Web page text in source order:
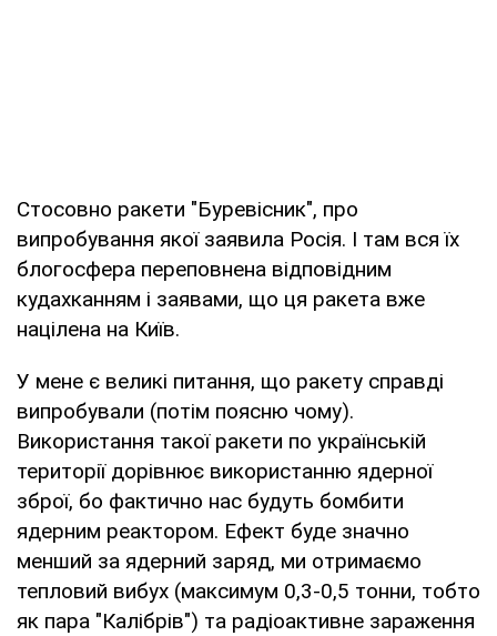
Стосовно ракети "Буревісник", про
випробування якої заявила Росія. І там вся їх
блогосфера переповнена відповідним
кудахканням і заявами, що ця ракета вже
націлена на Київ.
У мене є великі питання, що ракету справді
випробували (потім поясню чому).
Використання такої ракети по українській
території дорівнює використанню ядерної
зброї, бо фактично нас будуть бомбити
ядерним реактором. Ефект буде значно
менший за ядерний заряд, ми отримаємо
тепловий вибух (максимум 0,3-0,5 тонни, тобто
як пара "Калібрів") та радіоактивне зараження